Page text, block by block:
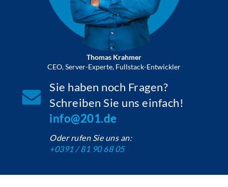
Thomas Krahmer
CEO, Server-Experte, Fullstack-Entwickler
Sie haben noch Fragen?
Schreiben Sie uns einfach!
info@201.de
Oder rufen Sie uns an:
+0391 / 81 90 68 05